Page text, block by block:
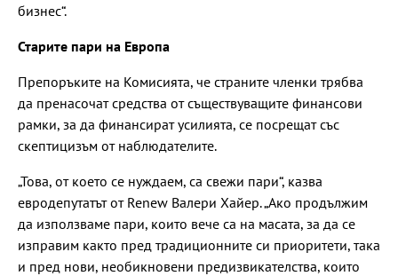
бизнес“.
Старите пари на Европа
Препоръките на Комисията, че страните членки трябва
да пренасочат средства от съществуващите финансови
рамки, за да финансират усилията, се посрещат със
скептицизъм от наблюдателите.
„Това, от което се нуждаем, са свежи пари“, казва
евродепутатът от Renew Валери Хайер. „Ако продължим
да използваме пари, които вече са на масата, за да се
изправим както пред традиционните си приоритети, така
и пред нови, необикновени предизвикателства, които